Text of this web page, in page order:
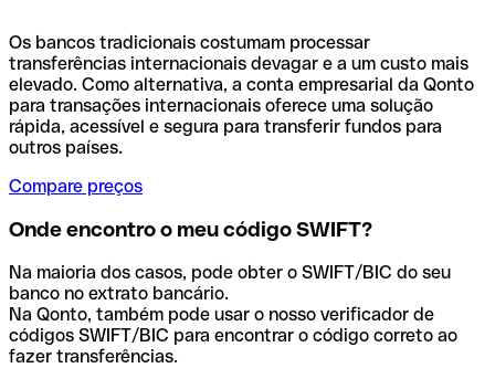
Os bancos tradicionais costumam processar
transferências internacionais devagar e a um custo mais
elevado. Como alternativa, a conta empresarial da Qonto
para transações internacionais oferece uma solução
rápida, acessível e segura para transferir fundos para
outros países.
Compare preços
Onde encontro o meu código SWIFT?
Na maioria dos casos, pode obter o SWIFT/BIC do seu
banco no extrato bancário.
Na Qonto, também pode usar o nosso verificador de
códigos SWIFT/BIC para encontrar o código correto ao
fazer transferências.